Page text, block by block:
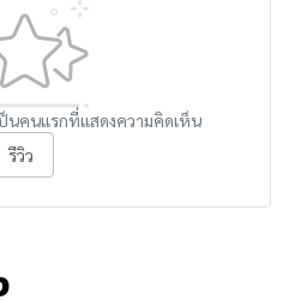
นคนแรกที่แสดงความคิดเห็น
รีวิว